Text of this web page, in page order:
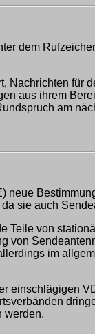
dem
Nachrichten
aus ihrem
am
neue
sie auch
Teile von
von
im
werden.